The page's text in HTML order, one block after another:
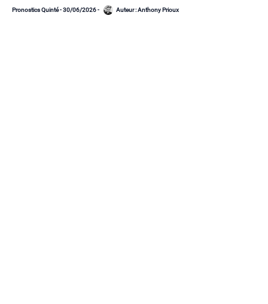
Pronostics Quinté-30/06/2026- Auteur :Anthony Prioux